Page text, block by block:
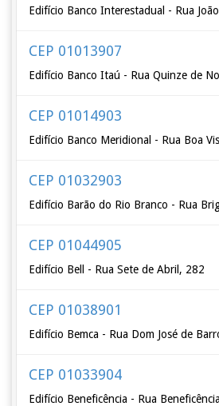
Edifício Banco Interestadual - Rua
CEP 01013907
Edifício Banco Itaú - Rua Quinze de
CEP 01014903
Edifício Banco Meridional - Rua Boa
CEP 01032903
Edifício Barão do Rio Branco - Rua
CEP 01044905
Edifício Bell - Rua Sete de Abril, 282
CEP 01038901
Edifício Bemca - Rua Dom José de
CEP 01033904
Edifício Beneficência - Rua